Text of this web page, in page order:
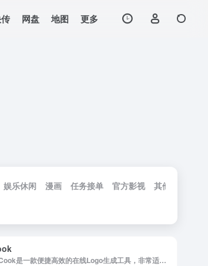
网盘 地图 更多
娱乐休闲 漫画 任务接单 官方影视 其他工具
<p>LogoCook是一款便捷高效的在线Logo生成工具，非常适合没有设计基础的用户。无需安装任何插件或软件，通过几个简单的选项，就可以快速生成自己想要的Logo。无论是个人品牌、创意项目还是小企业，LogoCook都能为您提供独特又富有创意的Logo设计方案，快速满足您的品牌需求。</p><p>详细介绍：</p><p>LogoCook是一款专为用户快速生成Logo的免费在线工具。通过直观的操作界面，用户可以轻松选择属性，如颜色、图形和风格，只需几个步骤就能创建出专业、美观的Logo。LogoCook不仅操作简便，且设计灵活，让用户根据个人偏好自由组合，创造出符合品牌或个人风格的标志。该工具无需任何设计经验，生成过程完全在浏览器内完成，无需下载或安装其他软件，让Logo设计变得简单高效，是创业者、设计小白或创意人士的理想选择。</p><img decoding="async" data-src="//www.40000.net/wp-content/uploads/2024/12/20241215121734-675ec8de14c92.webp" src="https://www.40000.net/wp-content/themes/onenav/images/t.png" alt="LogoCook">